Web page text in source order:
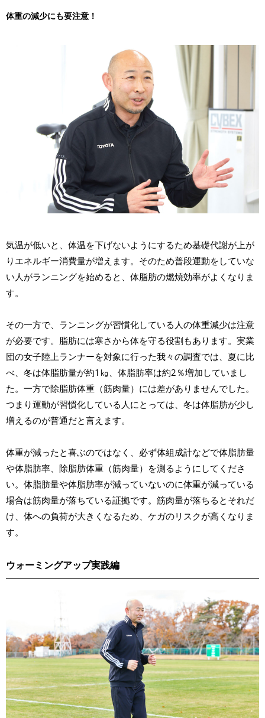
体重の減少にも要注意！
気温が低いと、体温を下げないようにするため基礎代謝が上が
りエネルギー消費量が増えます。そのため普段運動をしていな
い人がランニングを始めると、体脂肪の燃焼効率がよくなりま
す。
その一方で、ランニングが習慣化している人の体重減少は注意
が必要です。脂肪には寒さから体を守る役割もあります。実業
団の女子陸上ランナーを対象に行った我々の調査では、夏に比
べ、冬は体脂肪量が約1㎏、体脂肪率は約2％増加していまし
た。一方で除脂肪体重（筋肉量）には差がありませんでした。
つまり運動が習慣化している人にとっては、冬は体脂肪が少し
増えるのが普通だと言えます。
体重が減ったと喜ぶのではなく、必ず体組成計などで体脂肪量
や体脂肪率、除脂肪体重（筋肉量）を測るようにしてくださ
い。体脂肪量や体脂肪率が減っていないのに体重が減っている
場合は筋肉量が落ちている証拠です。筋肉量が落ちるとそれだ
け、体への負荷が大きくなるため、ケガのリスクが高くなりま
す。
ウォーミングアップ実践編